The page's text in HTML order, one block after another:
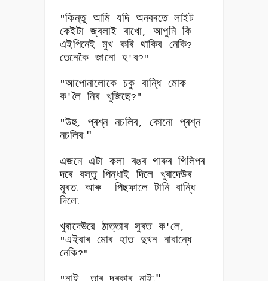
"কিন্তু আমি যদি অনবৰতে লাইট
কেইটা জ্বলাই ৰাখো, আপুনি কি
এইপিনেই মুখ কৰি থাকিব নেকি?
তেনেকৈ জানো হ' ব?"
"আপোনালোকে চকু বান্ধি মোক
ক' লৈ নিব খুজিছে?"
"উহু, প্ৰশ্ন নচলিব, কোনো প্ৰশ্ন
নচলিব৷"
এজনে এটা কলা ৰঙৰ গাৰুৰ গিলিপৰ
দৰে বস্তু পিন্ধাই দিলে খুৰাদেউৰ
মূৰত৷ আৰু
পিছফালে টানি বান্ধি
দিলে৷
খুৰাদেউৱে ঠাত্তাৰ সুৰত ক'লে,
"এইবাৰ মোৰ হাত দুখন নাবান্ধে
নেকি?"